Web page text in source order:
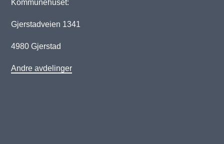
Kommunehuset:
Gjerstadveien 1341
4980 Gjerstad
Andre avdelinger